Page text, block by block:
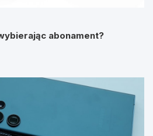
abonament?